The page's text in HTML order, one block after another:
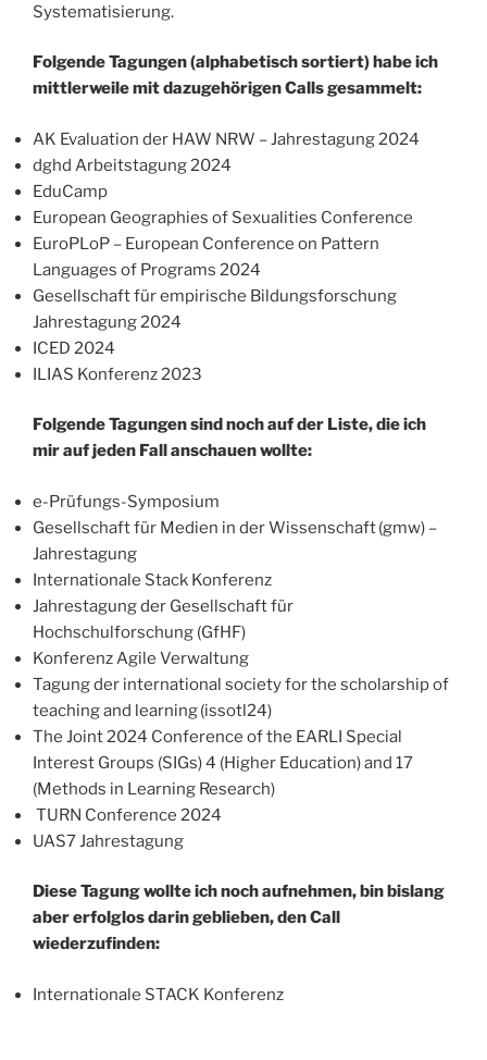
Systematisierung.
Folgende Tagungen (alphabetisch sortiert) habe ich
mittlerweile mit dazugehörigen Calls gesammelt:
AK Evaluation der HAW NRW – Jahrestagung 2024
dghd Arbeitstagung 2024
EduCamp
European Geographies of Sexualities Conference
EuroPLoP – European Conference on Pattern
Languages of Programs 2024
Gesellschaft für empirische Bildungsforschung
Jahrestagung 2024
ICED 2024
ILIAS Konferenz 2023
Folgende Tagungen sind noch auf der Liste, die ich
mir auf jeden Fall anschauen wollte:
e-Prüfungs-Symposium
Gesellschaft für Medien in der Wissenschaft (gmw) –
Jahrestagung
Internationale Stack Konferenz
Jahrestagung der Gesellschaft für
Hochschulforschung (GfHF)
Konferenz Agile Verwaltung
Tagung der international society for the scholarship of
teaching and learning (issotl24)
The Joint 2024 Conference of the EARLI Special
Interest Groups (SIGs) 4 (Higher Education) and 17
(Methods in Learning Research)
TURN Conference 2024
UAS7 Jahrestagung
Diese Tagung wollte ich noch aufnehmen, bin bislang
aber erfolglos darin geblieben, den Call
wiederzufinden:
Internationale STACK Konferenz